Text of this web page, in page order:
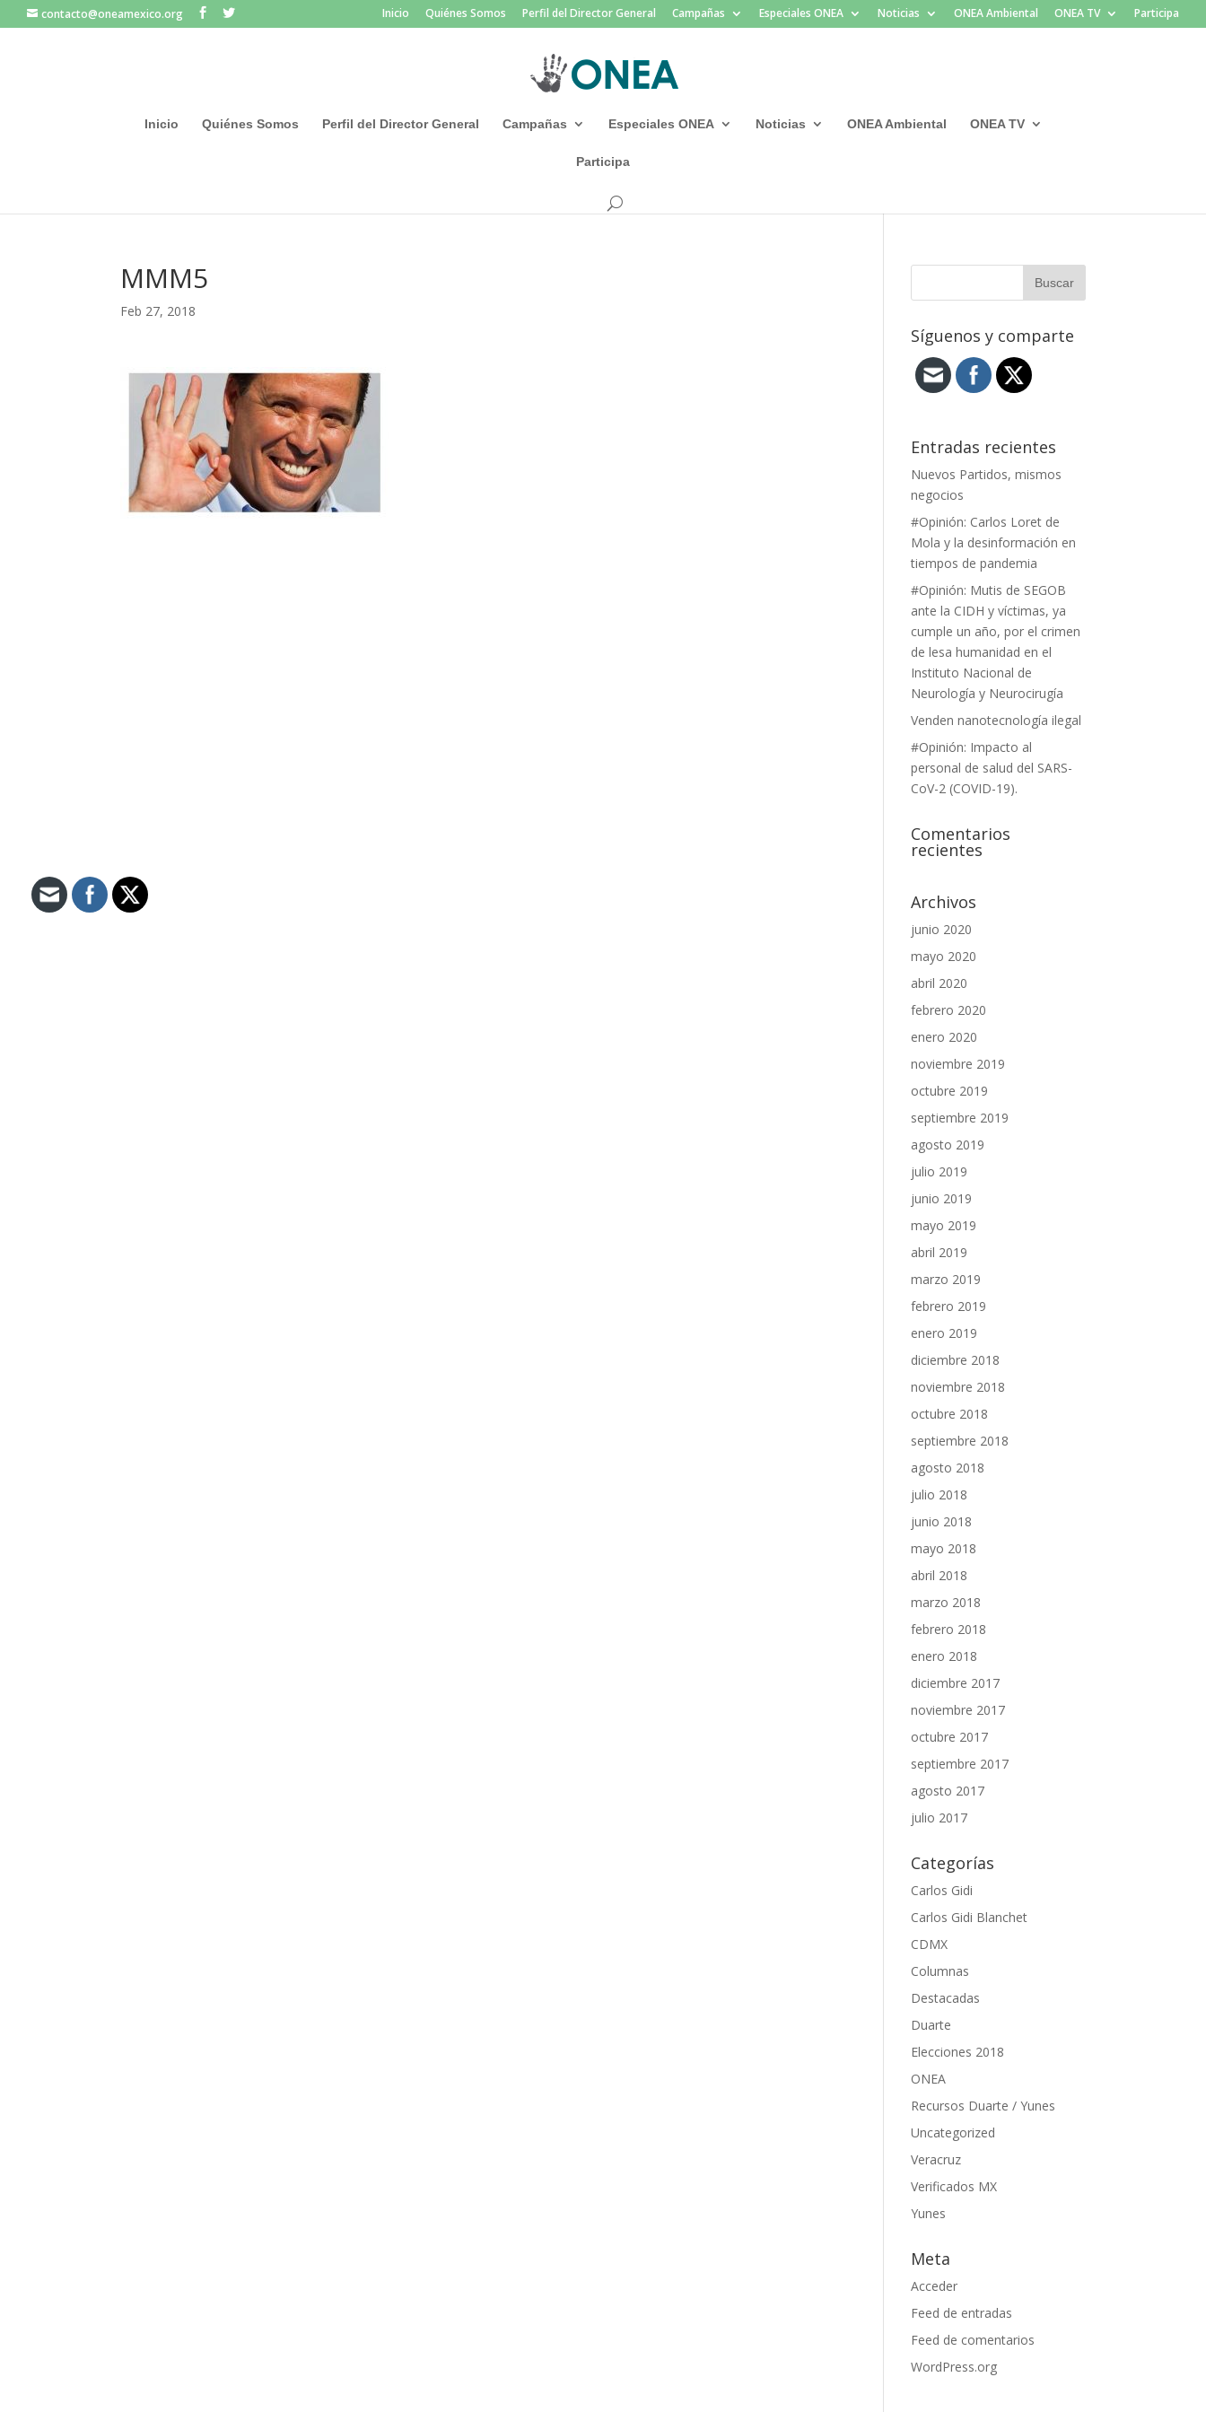
contacto@oneamexico.org Inicio Quiénes Somos Perfil del Director General Campañas Especiales ONEA Noticias ONEA Ambiental ONEA TV Participa
Inicio Quiénes Somos Perfil del Director General Campañas Especiales ONEA Noticias ONEA Ambiental ONEA TV
Participa
MMM5
Feb 27, 2018
Síguenos y comparte
Entradas recientes
Nuevos Partidos, mismos
negocios
#Opinión: Carlos Loret de
Mola y la desinformación en
tiempos de pandemia
#Opinión: Mutis de SEGOB
ante la CIDH y víctimas, ya
cumple un año, por el crimen
de lesa humanidad en el
Instituto Nacional de
Neurología y Neurocirugía
Venden nanotecnología ilegal
#Opinión: Impacto al
personal de salud del SARS-
CoV-2 (COVID-19).
Comentarios
recientes
Archivos
junio 2020
mayo 2020
abril 2020
febrero 2020
enero 2020
noviembre 2019
octubre 2019
septiembre 2019
agosto 2019
julio 2019
junio 2019
mayo 2019
abril 2019
marzo 2019
febrero 2019
enero 2019
diciembre 2018
noviembre 2018
octubre 2018
septiembre 2018
agosto 2018
julio 2018
junio 2018
mayo 2018
abril 2018
marzo 2018
febrero 2018
enero 2018
diciembre 2017
noviembre 2017
octubre 2017
septiembre 2017
agosto 2017
julio 2017
Categorías
Carlos Gidi
Carlos Gidi Blanchet
CDMX
Columnas
Destacadas
Duarte
Elecciones 2018
ONEA
Recursos Duarte / Yunes
Uncategorized
Veracruz
Verificados MX
Yunes
Meta
Acceder
Feed de entradas
Feed de comentarios
WordPress.org